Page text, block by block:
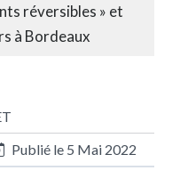
réversibles » et
à Bordeaux
Publié le 5 Mai 2022